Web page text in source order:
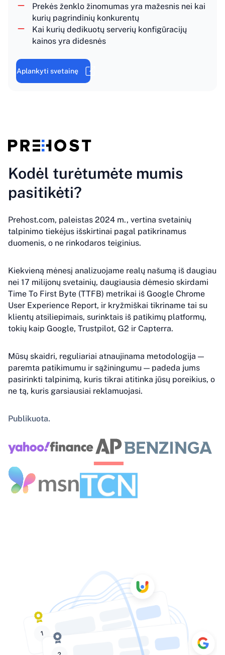
Prekės ženklo žinomumas yra mažesnis nei kai
kurių pagrindinių konkurentų
Kai kurių dedikuotų serverių konfigūracijų
kainos yra didesnės
Aplankyti svetainę
Kodėl turėtumėte mumis
pasitikėti?
Prehost.com, paleistas 2024 m., vertina svetainių
talpinimo tiekėjus išskirtinai pagal patikrinamus
duomenis, o ne rinkodaros teiginius.
Kiekvieną mėnesį analizuojame realų našumą iš daugiau
nei 17 milijonų svetainių, daugiausia dėmesio skirdami
Time To First Byte (TTFB) metrikai iš Google Chrome
User Experience Report, ir kryžmiškai tikriname tai su
klientų atsiliepimais, surinktais iš patikimų platformų,
tokių kaip Google, Trustpilot, G2 ir Capterra.
Mūsų skaidri, reguliariai atnaujinama metodologija —
paremta patikimumu ir sąžiningumu — padeda jums
pasirinkti talpinimą, kuris tikrai atitinka jūsų poreikius, o
ne tą, kuris garsiausiai reklamuojasi.
Publikuota.